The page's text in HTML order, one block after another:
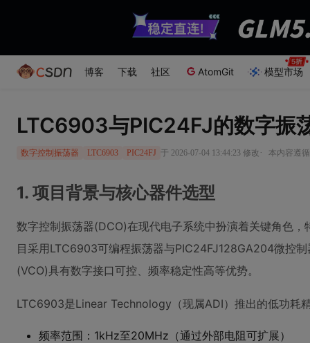
博客 下载 社区 AtomGit 模型市场
LTC6903与PIC24FJ的数字振
数字控制振荡器 LTC6903 PIC24FJ 于 2026-07-04 13:44:23 修改 · 本内容遵
1. 项目背景与核心器件选型
数字控制振荡器(DCO)在现代电子系统中扮演着关键角色
目采用LTC6903可编程振荡器与PIC24FJ128GA204微控
(VCO)具有数字接口可控、频率稳定性高等优势。
LTC6903是Linear Technology（现属ADI）推出的低功耗
频率范围：1kHz至20MHz（通过外部电阻可扩展）